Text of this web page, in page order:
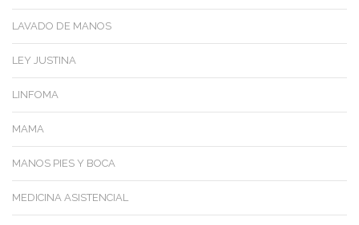
LAVADO DE MANOS
LEY JUSTINA
LINFOMA
MAMA
MANOS PIES Y BOCA
MEDICINA ASISTENCIAL